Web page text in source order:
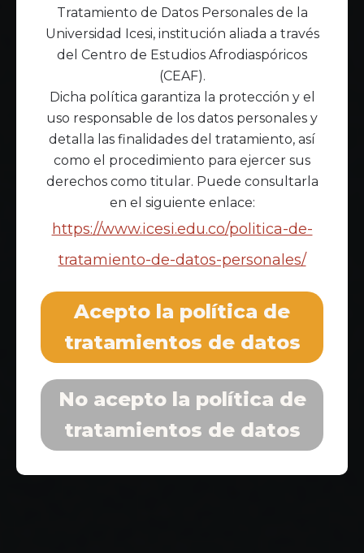
Tratamiento de Datos Personales de la
Universidad Icesi, institución aliada a través
del Centro de Estudios Afrodiaspóricos
(CEAF).
Dicha política garantiza la protección y el
uso responsable de los datos personales y
detalla las finalidades del tratamiento, así
como el procedimiento para ejercer sus
derechos como titular. Puede consultarla
en el siguiente enlace:
https://www.icesi.edu.co/politica-de-
tratamiento-de-datos-personales/
Acepto la política de
tratamientos de datos
No acepto la política de
tratamientos de datos